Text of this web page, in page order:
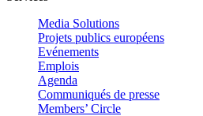
Media Solutions
Projets publics européens
Evénements
Emplois
Agenda
Communiqués de presse
Members’ Circle